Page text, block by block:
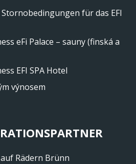
für das EFI
eFi Palace – sauny (finská a
EFI SPA Hotel
výnosem
Rädern Brünn